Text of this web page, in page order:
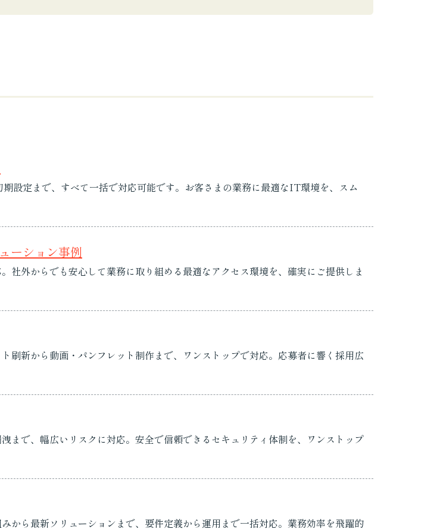
設定まで、すべて一括で対応可能です。お客さまの業務に最適なIT環境を、スム
ーション事例
社外からでも安心して業務に取り組める最適なアクセス環境を、確実にご提供しま
刷新から動画・パンフレット制作まで、ワンストップで対応。応募者に響く採用広
まで、幅広いリスクに対応。安全で信頼できるセキュリティ体制を、ワンストップ
から最新ソリューションまで、要件定義から運用まで一括対応。業務効率を飛躍的